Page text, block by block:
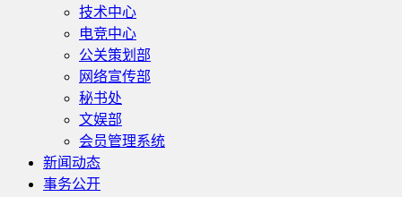
技术中心
电竞中心
公关策划部
网络宣传部
秘书处
文娱部
会员管理系统
新闻动态
事务公开